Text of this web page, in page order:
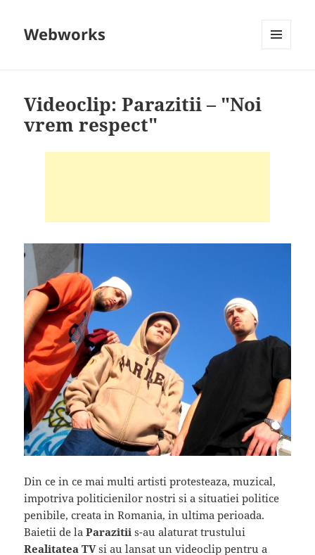
Webworks
Videoclip: Parazitii – "Noi
vrem respect"
Din ce in ce mai multi artisti protesteaza, muzical,
impotriva politicienilor nostri si a situatiei politice
penibile, creata in Romania, in ultima perioada.
Baietii de laParazitii s-au alaturat trustului
Realitatea TVsi au lansat un videoclip pentru a